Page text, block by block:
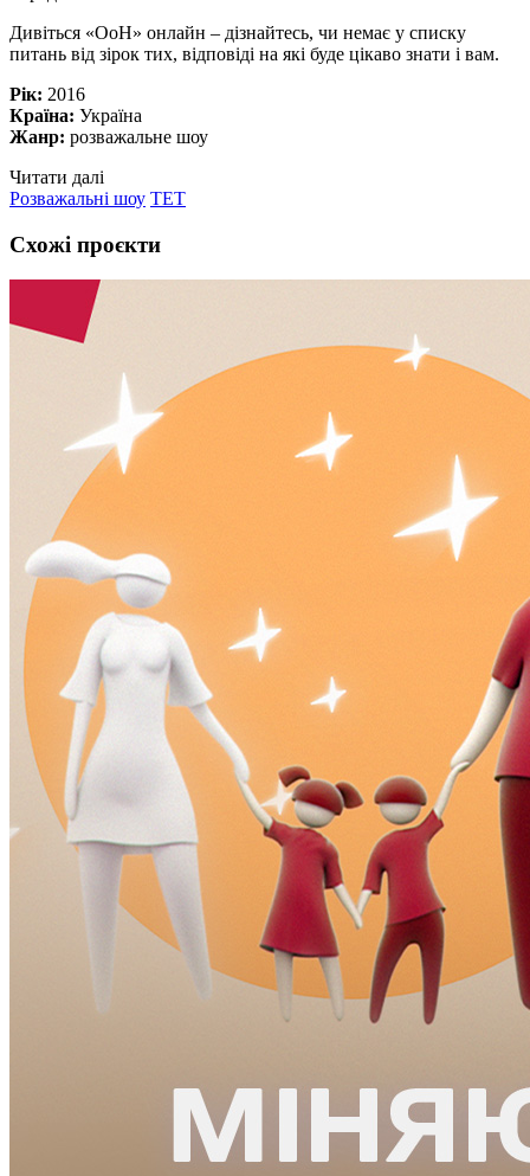
Дивіться «ОоН» онлайн – дізнайтесь, чи немає у списку
питань від зірок тих, відповіді на які буде цікаво знати і вам.
Рік: 2016
Країна: Україна
Жанр: розважальне шоу
Читати далі
Розважальні шоу ТЕТ
Схожі проєкти